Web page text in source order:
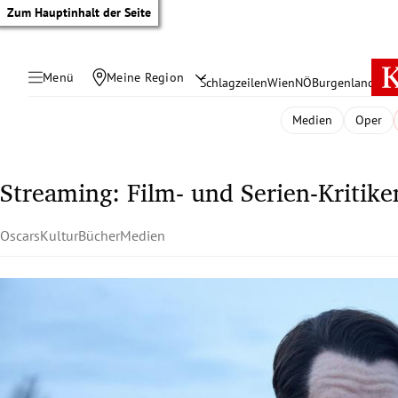
Zum Hauptinhalt der Seite
Menü Meine Region SchlagzeilenWienNÖBurgenland
Untermenü
Medien Oper
Streaming: Film- und Serien-
OscarsKulturBücherMedien